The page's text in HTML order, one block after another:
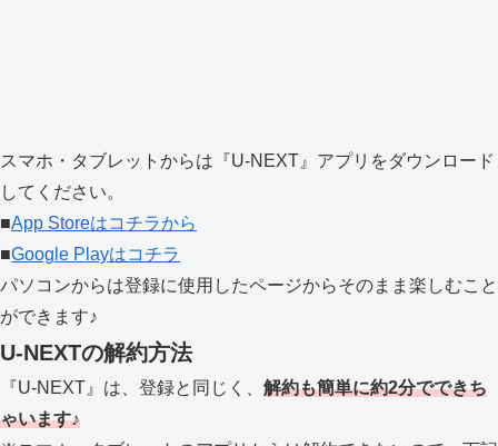
スマホ・タブレットからは『U-NEXT』アプリをダウンロード
してください。
■App Storeはコチラから
■Google Playはコチラ
パソコンからは登録に使用したページからそのまま楽しむこと
ができます♪
U-NEXTの解約方法
『U-NEXT』は、登録と同じく、 解約も簡単に約2分でできち
ゃいます♪